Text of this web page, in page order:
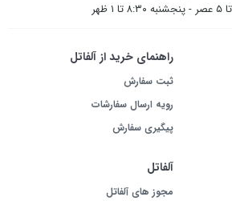
با وجود ظرفیت بالای 50000 میلی‌آمپر ساعتی، نگران زمان شارژ شدن خودِ پاوربانک
قابلیت‌های جانبی مثل چراغ LED، یک سرمایه‌گذاری حرفه‌ای است. این محصول با
راهنمای خرید از آلفاتل
ثبت سفارش
رویه ارسال سفارشات
پیگیری سفارش
آلفاتل
مجوز های آلفاتل